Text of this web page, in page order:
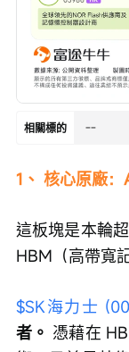
相關標的 --
1、 核心原廠：
這板塊是本輪
HBM（高帶寬
$SK海力士
者。 憑藉在